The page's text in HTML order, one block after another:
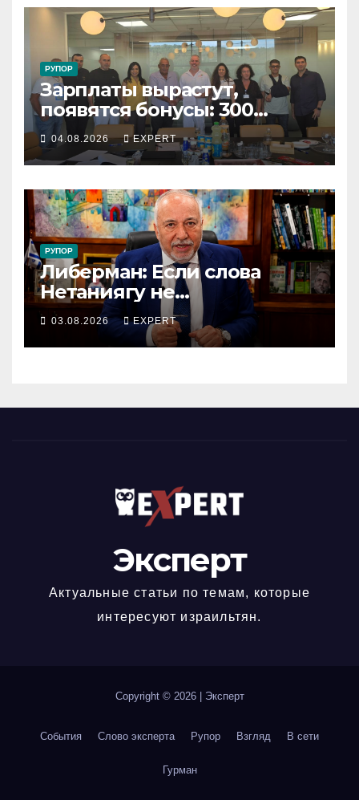
РУПОР
Зарплаты вырастут,
появятся бонусы: 300
сотрудников «Штраус»
получили новый
коллективный договор
04.08.2026 EXPERT
РУПОР
Либерман: Если слова
Нетаниягу не
предвыборный трюк, пусть
докажет это делом
03.08.2026 EXPERT
Эксперт
Актуальные статьи по темам, которые
интересуют израильтян.
Copyright © 2026 | Эксперт
События Слово эксперта Рупор Взгляд В сети
Гурман